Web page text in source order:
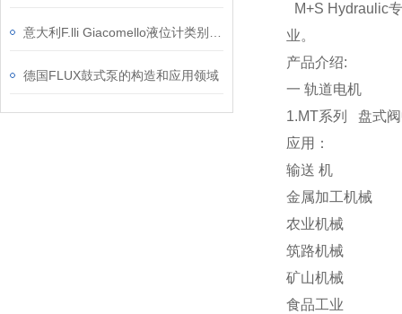
德国FLUX鼓式泵的构造和应用领域
M+S Hydraulic
业。
产品介绍:
一 轨道电机
1.MT系列 盘式
应用：
输送 机
金属加工机械
农业机械
筑路机械
矿山机械
食品工业